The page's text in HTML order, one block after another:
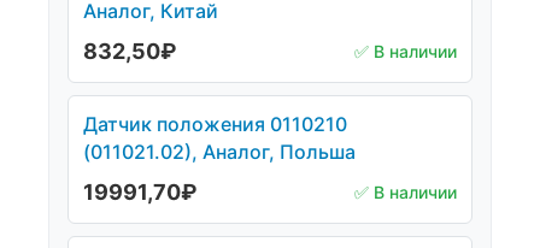
Аналог, Китай
832,50₽ ✅ В наличии
Датчик положения 0110210
(011021.02), Аналог, Польша
19991,70₽ ✅ В наличии